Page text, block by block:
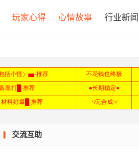
玩家心得 心情故事 行业新闻
交流互助